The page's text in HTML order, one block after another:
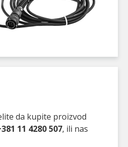
da kupite proizvod
11 4280 507, ili nas